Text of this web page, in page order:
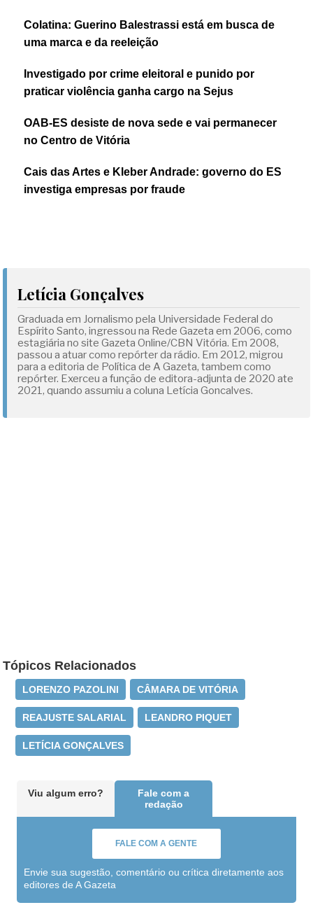
Colatina: Guerino Balestrassi está em busca de
uma marca e da reeleição
Investigado por crime eleitoral e punido por
praticar violência ganha cargo na Sejus
OAB-ES desiste de nova sede e vai permanecer
no Centro de Vitória
Cais das Artes e Kleber Andrade: governo do ES
investiga empresas por fraude
Letícia Gonçalves
Graduada em Jornalismo pela Universidade Federal do
Espírito Santo, ingressou na Rede Gazeta em 2006, como
estagiária no site Gazeta Online/CBN Vitória. Em 2008,
passou a atuar como repórter da rádio. Em 2012, migrou
para a editoria de Política de A Gazeta, tambem como
repórter. Exerceu a função de editora-adjunta de 2020 ate
2021, quando assumiu a coluna Letícia Goncalves.
Tópicos Relacionados
LORENZO PAZOLINI CÂMARA DE VITÓRIA
REAJUSTE SALARIAL LEANDRO PIQUET
LETÍCIA GONÇALVES
Viu algum erro?
Fale com a
redação
FALE COM A GENTE
Envie sua sugestão, comentário ou crítica diretamente aos
editores de A Gazeta